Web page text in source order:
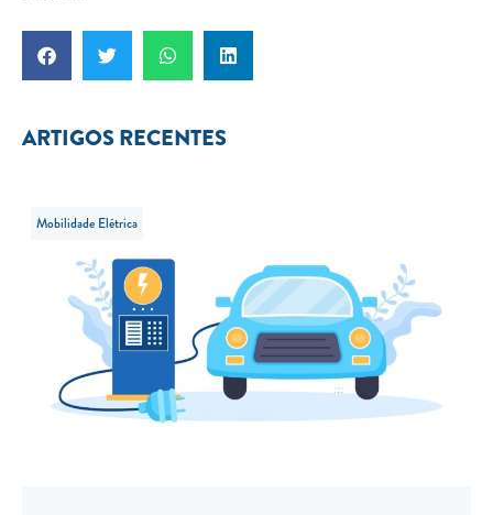
ARTIGOS RECENTES
Mobilidade Elétrica